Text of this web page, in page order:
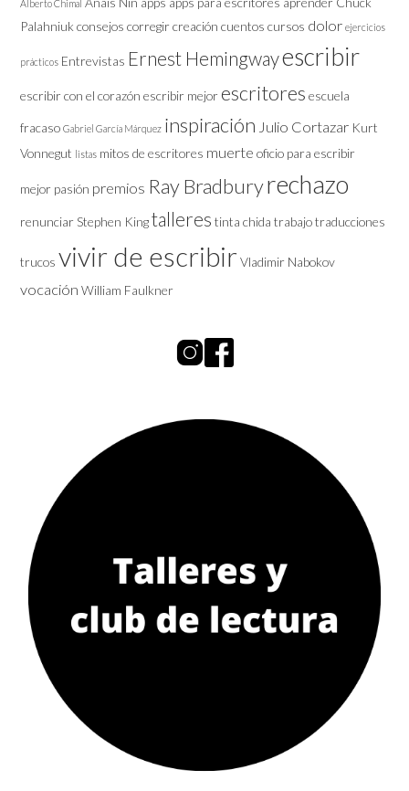
Alberto Chimal
Palahniuk consejos corregircreación cuentos cursos dolor ejercicios
prácticos Entrevistas Ernest Hemingwayescribir
escribir con el corazón escribir mejor escritores escuela
fracaso Gabriel García Márquez inspiración Julio Cortazar Kurt
Vonnegut listas mitos de escritores muerte oficio para escribir
mejor pasión premios Ray Bradburyrechazo
renunciar Stephen Kingtalleres tinta chida trabajotraducciones
trucos vivir de escribirVladimir Nabokov
vocación William Faulkner